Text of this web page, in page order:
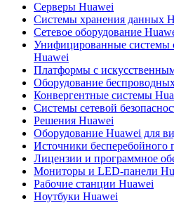
Серверы Huawei
Системы хранения данных
Сетевое оборудование
Унифицированные системы
Huawei
Платформы с
Оборудование
Конвергентные системы
Системы сетевой
Решения Huawei
Оборудование Huawei для
Источники бесперебойного
Лицензии и программное
Мониторы и LED-панели
Рабочие станции Huawei
Ноутбуки Huawei